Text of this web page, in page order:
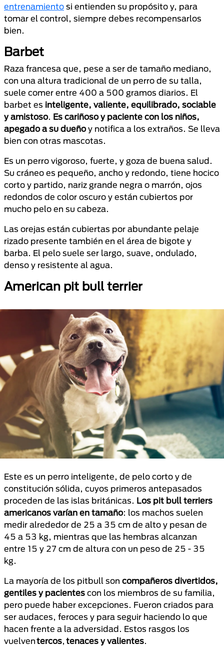
entrenamiento si entienden su propósito y, para
tomar el control, siempre debes recompensarlos
bien.
Barbet
Raza francesa que, pese a ser de tamaño mediano,
con una altura tradicional de un perro de su talla,
suele comer entre 400 a 500 gramos diarios. El
barbet es inteligente, valiente, equilibrado, sociable
y amistoso. Es cariñoso y paciente con los niños,
apegado a su dueñoy notifica a los extraños. Se lleva
bien con otras mascotas.
Es un perro vigoroso, fuerte, y goza de buena salud.
Su cráneo es pequeño, ancho y redondo, tiene hocico
corto y partido, nariz grande negra o marrón, ojos
redondos de color oscuro y están cubiertos por
mucho pelo en su cabeza.
Las orejas están cubiertas por abundante pelaje
rizado presente también en el área de bigote y
barba. El pelo suele ser largo, suave, ondulado,
denso y resistente al agua.
American pit bull terrier
Este es un perro inteligente, de pelo corto y de
constitución sólida, cuyos primeros antepasados ​​
proceden de las islas británicas. Los pit bull terriers
americanos varían en tamaño: los machos suelen
medir alrededor de 25 a 35 cm de alto y pesan de
45 a 53 kg, mientras que las hembras alcanzan
entre 15 y 27 cm de altura con un peso de 25 - 35
kg.
La mayoría de los pitbull son compañeros divertidos,
gentiles y pacientes con los miembros de su familia,
pero puede haber excepciones. Fueron criados para
ser audaces, feroces y para seguir haciendo lo que
hacen frente a la adversidad. Estos rasgos los
vuelventercos, tenaces y valientes.